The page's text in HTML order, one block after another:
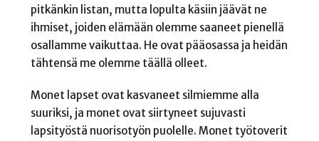
pitkänkin listan, mutta lopulta käsiin jäävät ne
ihmiset, joiden elämään olemme saaneet pienellä
osallamme vaikuttaa. He ovat pääosassa ja heidän
tähtensä me olemme täällä olleet.
Monet lapset ovat kasvaneet silmiemme alla
suuriksi, ja monet ovat siirtyneet sujuvasti
lapsityöstä nuorisotyön puolelle. Monet työtoverit